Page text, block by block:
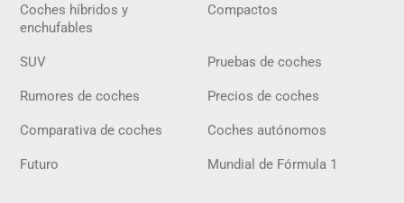
Coches híbridos y
enchufables
Compactos
SUV Pruebas de coches
Rumores de coches Precios de coches
Comparativa de coches Coches autónomos
Futuro Mundial de Fórmula 1